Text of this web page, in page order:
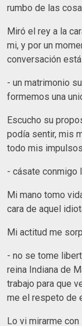
rumbo de las
Miró el rey a la
mi, y por un
conversación
- un matrimonio
formemos una
Escucho su
podía sentir, mis
todo mis
- cásate conmigo
Mi mano tomo
cara de aquel
Mi actitud me
- no se tome
reina Indiana de
trabajo para que
me el respeto de
Lo vi mirarme